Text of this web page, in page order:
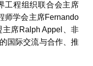
工程组织联合会主席
师学会主席Fernando
席Ralph Appel、非
国际交流与合作、推